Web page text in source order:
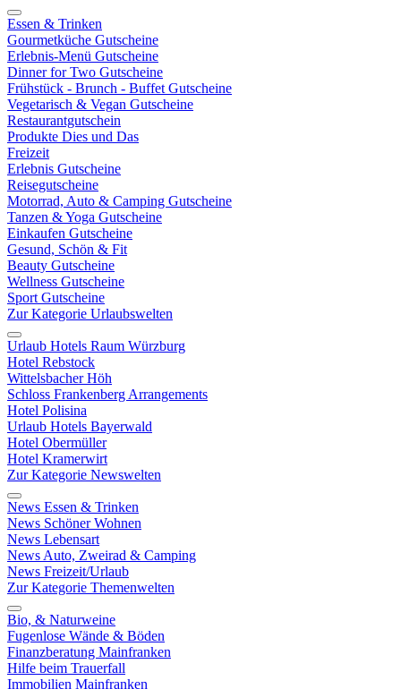
Essen & Trinken
Gourmetküche Gutscheine
Erlebnis-Menü Gutscheine
Dinner for Two Gutscheine
Frühstück - Brunch - Buffet Gutscheine
Vegetarisch & Vegan Gutscheine
Restaurantgutschein
Produkte Dies und Das
Freizeit
Erlebnis Gutscheine
Reisegutscheine
Motorrad, Auto & Camping Gutscheine
Tanzen & Yoga Gutscheine
Einkaufen Gutscheine
Gesund, Schön & Fit
Beauty Gutscheine
Wellness Gutscheine
Sport Gutscheine
Zur Kategorie Urlaubswelten
Urlaub Hotels Raum Würzburg
Hotel Rebstock
Wittelsbacher Höh
Schloss Frankenberg Arrangements
Hotel Polisina
Urlaub Hotels Bayerwald
Hotel Obermüller
Hotel Kramerwirt
Zur Kategorie Newswelten
News Essen & Trinken
News Schöner Wohnen
News Lebensart
News Auto, Zweirad & Camping
News Freizeit/Urlaub
Zur Kategorie Themenwelten
Bio, & Naturweine
Fugenlose Wände & Böden
Finanzberatung Mainfranken
Hilfe beim Trauerfall
Immobilien Mainfranken